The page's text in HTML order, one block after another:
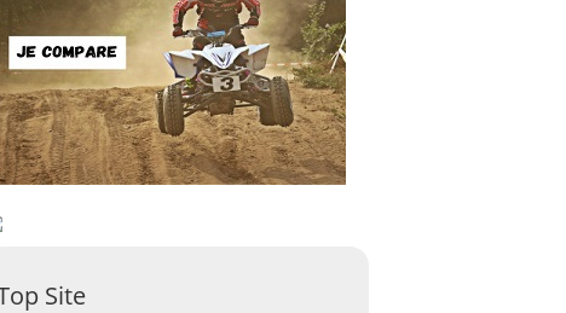
Site